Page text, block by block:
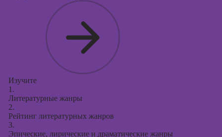
Изучите
1.
Литературные жанры
2.
Рейтинг литературных жанров
3.
Эпические, лирические и драматические жанры